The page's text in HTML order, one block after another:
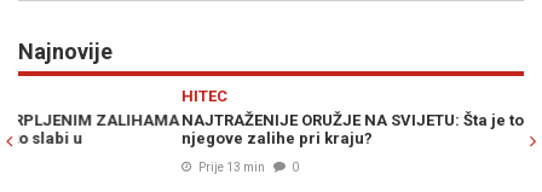
Najnovije
NAJTRAŽENIJE ORUŽJE NA SVIJETU: Šta je to Patriot i zašto su
njegove zalihe pri kraju?